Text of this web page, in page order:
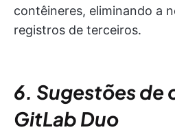
contêineres, eliminando a
registros de terceiros.
6. Sugestões de
GitLab Duo